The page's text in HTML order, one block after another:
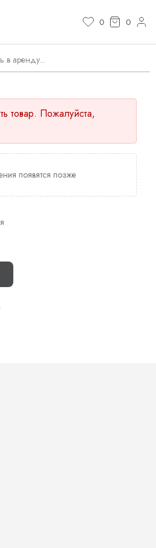
0 0
товар. Пожалуйста,
появятся позже